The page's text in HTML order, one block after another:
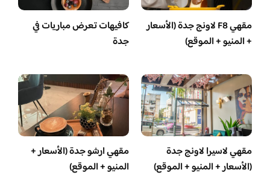
مقهي F8 لاونج جدة (الأسعار
+ المنيو + الموقع)
كافيهات تعرض مباريات في
جدة
مقهي لاسيرا لاونج جدة
(الأسعار + المنيو + الموقع)
مقهي ارشو جدة (الأسعار +
المنيو + الموقع)